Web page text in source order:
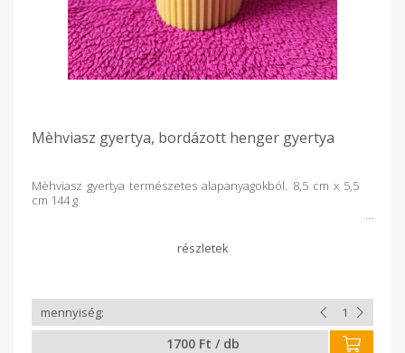
Mèhviasz gyertya, bordázott henger gyertya
Mèhviasz gyertya természetes alapanyagokból. 8,5 cm x 5,5
cm 144 g
1700 Ft / db